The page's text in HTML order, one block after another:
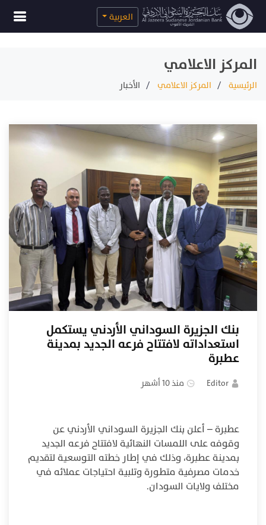
العربية
المركز الاعلامي
الرئيسية المركز الاعلامي الأخبار
بنك الجزيرة السوداني الأردني يستكمل
استعداداته لافتتاح فرعه الجديد بمدينة
عطبرة
Editor منذ 10 أشهر
عطبرة – أعلن بنك الجزيرة السوداني الأردني عن
وقوفه على اللمسات النهائية لافتتاح فرعه الجديد
بمدينة عطبرة، وذلك في إطار خطته التوسعية لتقديم
خدمات مصرفية متطورة وتلبية احتياجات عملائه في
مختلف ولايات السودان.